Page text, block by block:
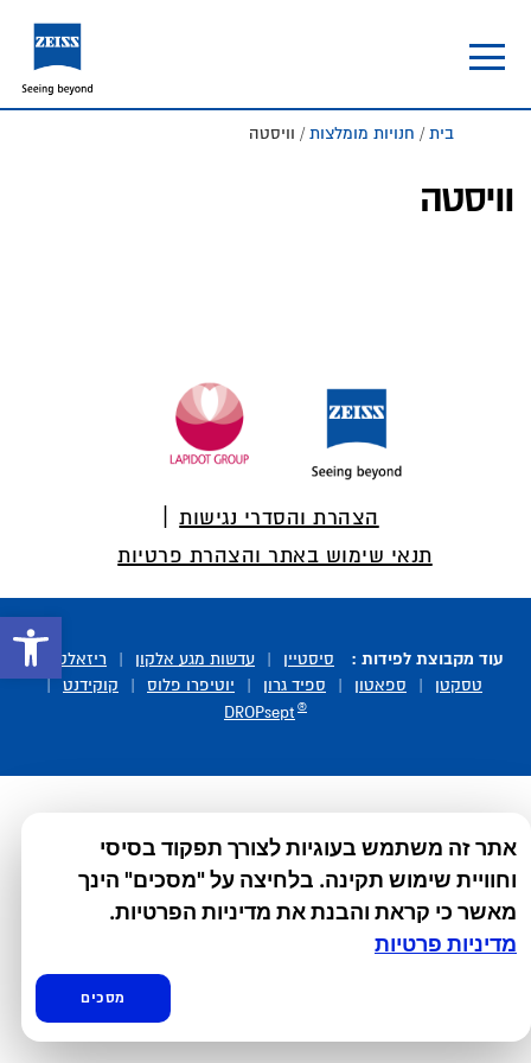
פתח
main
footer
בית / חנויות מומלצות / וויסטה
וויסטה
Footer
הצהרת והסדרי נגישות
תנאי שימוש באתר והצהרת פרטיות
אתר זה משתמש בעוגיות לצורך תפקוד בסיסי
וחוויית שימוש תקינה. בלחיצה על "מסכים" הינך
מאשר כי קראת והבנת את מדיניות הפרטיות.
מדיניות פרטיות
מסכים
עוד מקבוצת לפידות : סיסטיין עדשות מגע אלקון ריזאלטס
|
טסקטן
ספאטון ספיד גרון יוטיפרו פלוס קוקידנט
DROPsept ®